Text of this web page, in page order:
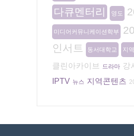
다큐멘터리
영도
미디어커뮤니케이션학부
인서트 동서대학교 지역
클린아카이브
드라마 강
IPTV 뉴스 지역콘텐츠